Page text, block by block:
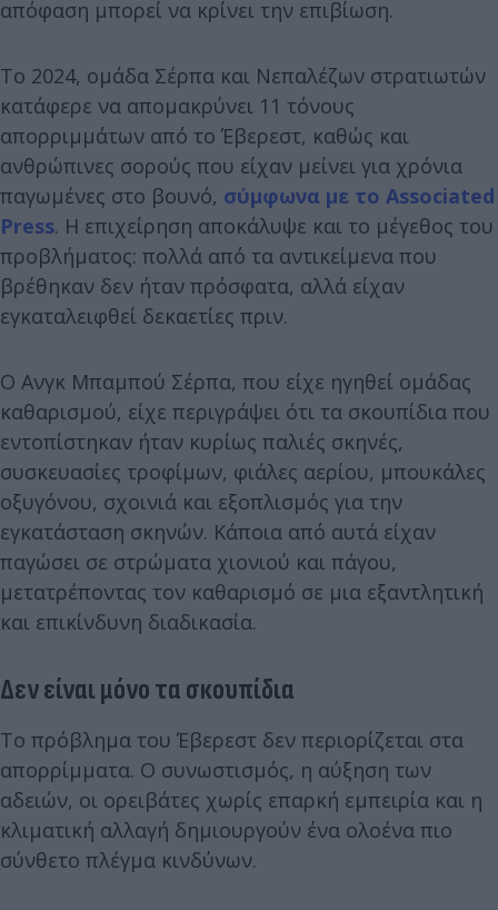
απόφαση μπορεί να κρίνει την επιβίωση.
Το 2024, ομάδα Σέρπα και Νεπαλέζων στρατιωτών
κατάφερε να απομακρύνει 11 τόνους
απορριμμάτων από το Έβερεστ, καθώς και
ανθρώπινες σορούς που είχαν μείνει για χρόνια
παγωμένες στο βουνό, σύμφωνα με το Associated
Press. Η επιχείρηση αποκάλυψε και το μέγεθος του
προβλήματος: πολλά από τα αντικείμενα που
βρέθηκαν δεν ήταν πρόσφατα, αλλά είχαν
εγκαταλειφθεί δεκαετίες πριν.
Ο Ανγκ Μπαμπού Σέρπα, που είχε ηγηθεί ομάδας
καθαρισμού, είχε περιγράψει ότι τα σκουπίδια που
εντοπίστηκαν ήταν κυρίως παλιές σκηνές,
συσκευασίες τροφίμων, φιάλες αερίου, μπουκάλες
οξυγόνου, σχοινιά και εξοπλισμός για την
εγκατάσταση σκηνών. Κάποια από αυτά είχαν
παγώσει σε στρώματα χιονιού και πάγου,
μετατρέποντας τον καθαρισμό σε μια εξαντλητική
και επικίνδυνη διαδικασία.
Δεν είναι μόνο τα σκουπίδια
Το πρόβλημα του Έβερεστ δεν περιορίζεται στα
απορρίμματα. Ο συνωστισμός, η αύξηση των
αδειών, οι ορειβάτες χωρίς επαρκή εμπειρία και η
κλιματική αλλαγή δημιουργούν ένα ολοένα πιο
σύνθετο πλέγμα κινδύνων.